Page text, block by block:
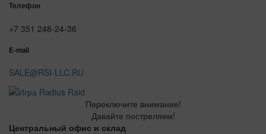
Телефон
+7 351 248-24-36
E-mail
SALE@RSI-LLC.RU
Переключите внимание!
Давайте постреляем!
Центральный офис и склад